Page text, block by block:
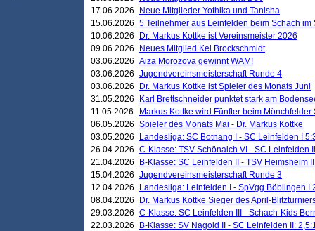
17.06.2026
Neue Mitglieder Yothika und Tanisha
15.06.2026 5 Teilnehmer aus Leinfelden beim Schach
10.06.2026
Dr. Markus Kottke ist Vereinsmeister 2026
09.06.2026
Neues Mitglied Kei Brockschmidt
03.06.2026 Aiza Morozova gewinnt WAM!
03.06.2026 Jugendvereinsmeisterschaft Runde 4
03.06.2026
Dr. Markus Kottke ist Spieler des Monats Juni
31.05.2026
Karl Brettschneider punktet stark am
11.05.2026
Markus Kottke wird Fünfter beim
06.05.2026 Spieler des Monats Mai - Dr. Markus Kottke
03.05.2026
Landesliga: SC Botnang I - SC Leinfelden I
26.04.2026 C-Klasse: TSV Schönaich VI - SC Leinfelden
21.04.2026
B-Klasse: SC Leinfelden II - TSV Heimsheim
15.04.2026 Jugendvereinsmeisterschaft Runde 3
12.04.2026
Landesliga: Leinfelden I - SpVgg Böblingen I
08.04.2026
Dr. Markus Kottke Sieger des April-
29.03.2026 C-Klasse: SC Leinfelden III - Schach-Kids
22.03.2026
B-Klasse: SV Nagold II - SC Leinfelden II: